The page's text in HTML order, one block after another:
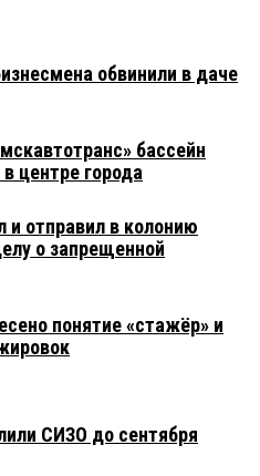
обвинили в даче
бассейн
центре города
и отправил в колонию
о запрещенной
понятие «стажёр» и
СИЗО до сентября